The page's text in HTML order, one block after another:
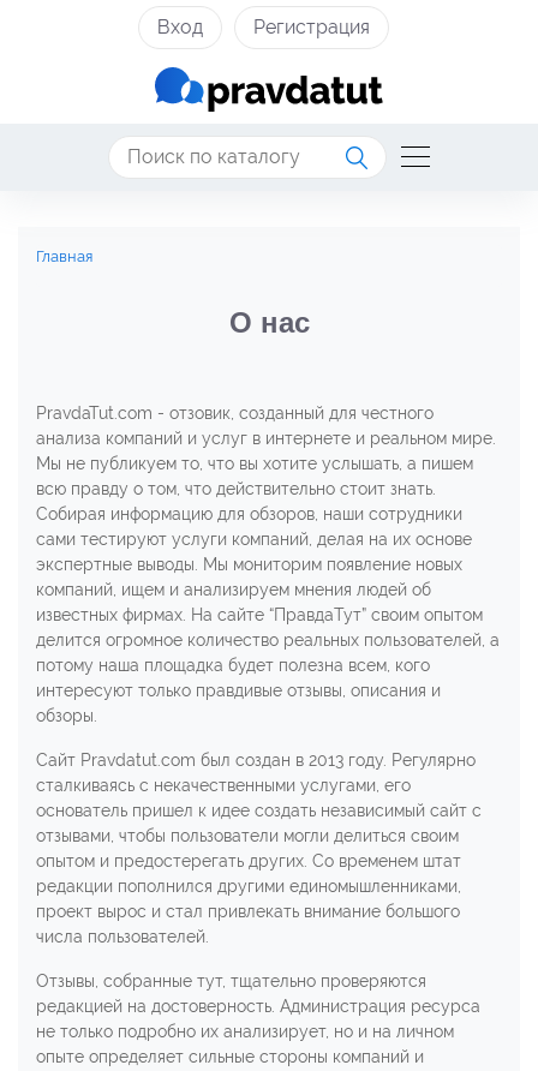
Вход Регистрация
Главная
О нас
РravdaTut.com - отзовик, созданный для честного
анализа компаний и услуг в интернете и реальном мире.
Мы не публикуем то, что вы хотите услышать, а пишем
всю правду о том, что действительно стоит знать.
Собирая информацию для обзоров, наши сотрудники
сами тестируют услуги компаний, делая на их основе
экспертные выводы. Мы мониторим появление новых
компаний, ищем и анализируем мнения людей об
известных фирмах. На сайте “ПравдаТут” своим опытом
делится огромное количество реальных пользователей, а
потому наша площадка будет полезна всем, кого
интересуют только правдивые отзывы, описания и
обзоры.
Сайт Рravdatut.com был создан в 2013 году. Регулярно
сталкиваясь с некачественными услугами, его
основатель пришел к идее создать независимый сайт с
отзывами, чтобы пользователи могли делиться своим
опытом и предостерегать других. Со временем штат
редакции пополнился другими единомышленниками,
проект вырос и стал привлекать внимание большого
числа пользователей.
Отзывы, собранные тут, тщательно проверяются
редакцией на достоверность. Администрация ресурса
не только подробно их анализирует, но и на личном
опыте определяет сильные стороны компаний и